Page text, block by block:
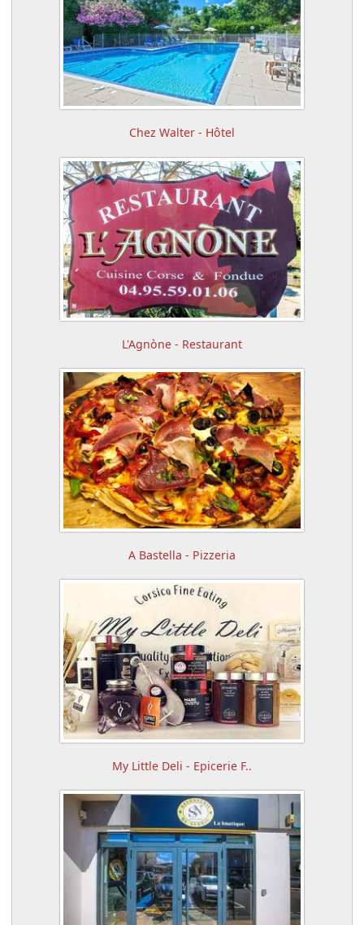
Chez Walter - Hôtel
L'Agnòne - Restaurant
A Bastella - Pizzeria
My Little Deli - Epicerie F..